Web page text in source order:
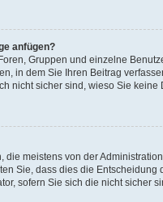
anfügen?
Gruppen und einzelne
in dem Sie Ihren Beitrag
nicht sicher sind, wieso Sie
die meistens von der
Sie, dass dies die
sofern Sie sich die nicht sicher